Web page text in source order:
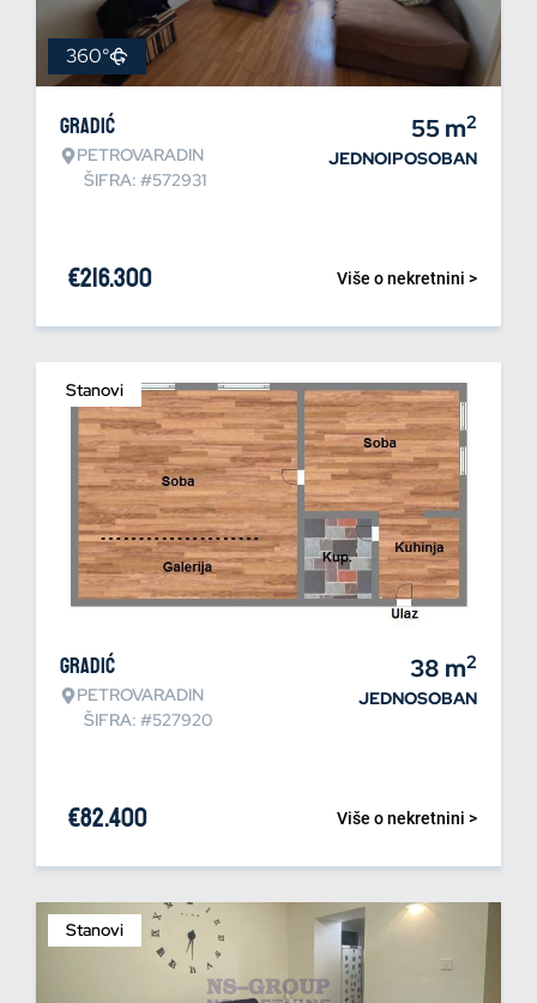
360°
Gradić
PETROVARADIN
ŠIFRA: #572931
55m2
JEDNOIPOSOBAN
Više o nekretnini >
€216.300
Stanovi
Gradić
PETROVARADIN
ŠIFRA: #527920
38 m2
JEDNOSOBAN
Više o nekretnini >
€82.400
Stanovi